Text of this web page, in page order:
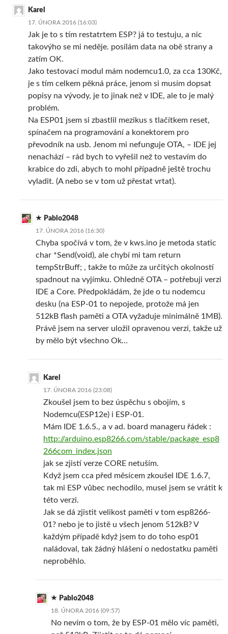
Karel
17. ÚNORA 2016 (16:03)
Jak je to s tím restatrtem ESP? já to testuju, a nic
takovýho se mi neděje. posílám data na obě strany a
zatím OK.
Jako testovací modul mám nodemcu1.0, za cca 130Kč,
je s tím celkem pěkná práce, jenom si musím dopsat
popisy na vývody, je to jinak než v IDE, ale to je malý
problém.
Na ESP01 jsem si zbastlil mezikus s tlačítkem reset,
spínačem na programování a konektorem pro
převodník na usb. Jenom mi nefunguje OTA, – IDE jej
nenachází – rád bych to vyřešil než to vestavím do
krabice do zdi, abych to mohl případně ještě trochu
vyladit. (A nebo se v tom už přestat vrtat).
Pablo2048
17. ÚNORA 2016 (16:30)
Chyba spočívá v tom, že v kws.ino je metoda static
char *Send(void), ale chybí mi tam return
tempStrBuff; , takže to může za určitých okolností
spadnout na vyjímku. Ohledně OTA – potřebuji verzi
IDE a Core. Předpokládám, že jde o tu nodemcu
desku (na ESP-01 to nepojede, protože má jen
512kB flash paměti a OTA vyžaduje minimálně 1MB).
Právě jsem na server uložil opravenou verzi, takže už
by mělo být všechno Ok…
Karel
17. ÚNORA 2016 (23:08)
Zkoušel jsem to bez úspěchu s obojím, s
Nodemcu(ESP12e) i ESP-01.
Mám IDE 1.6.5., a v ad. board manageru řádek :
http://arduino.esp8266.com/stable/package_esp8
266com_index.json
jak se zjistí verze CORE netuším.
Když jsem cca před měsícem zkoušel IDE 1.6.7,
tak mi ESP vůbec nechodilo, musel jsem se vrátit k
této verzi.
Jak se dá zjistit velikost paměti v tom esp8266-
01? nebo je to jistě u všech jenom 512kB? V
každým případě když jsem to do toho esp01
naládoval, tak žádný hlášení o nedostatku paměti
neproběhlo.
Pablo2048
18. ÚNORA 2016 (09:57)
No nevím o tom, že by ESP-01 mělo víc paměti,